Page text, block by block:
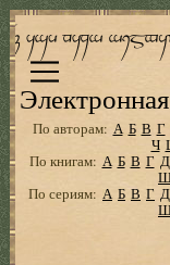
По авторам: А Б В Г
Ч
По книгам: А Б В Г Д
По сериям: А Б В Г Д